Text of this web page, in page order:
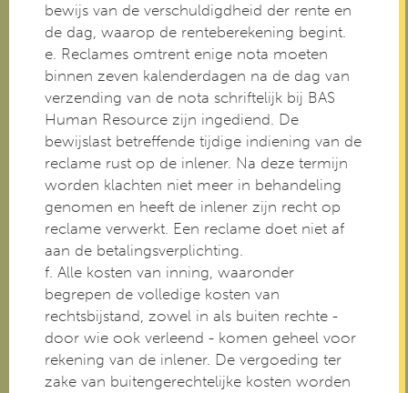
bewijs van de verschuldigdheid der rente en
de dag, waarop de renteberekening begint.
e. Reclames omtrent enige nota moeten
binnen zeven kalenderdagen na de dag van
verzending van de nota schriftelijk bij BAS
Human Resource zijn ingediend. De
bewijslast betreffende tijdige indiening van de
reclame rust op de inlener. Na deze termijn
worden klachten niet meer in behandeling
genomen en heeft de inlener zijn recht op
reclame verwerkt. Een reclame doet niet af
aan de betalingsverplichting.
f. Alle kosten van inning, waaronder
begrepen de volledige kosten van
rechtsbijstand, zowel in als buiten rechte -
door wie ook verleend - komen geheel voor
rekening van de inlener. De vergoeding ter
zake van buitengerechtelijke kosten worden